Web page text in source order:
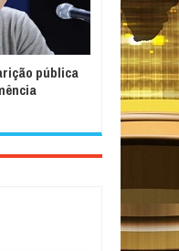
pública